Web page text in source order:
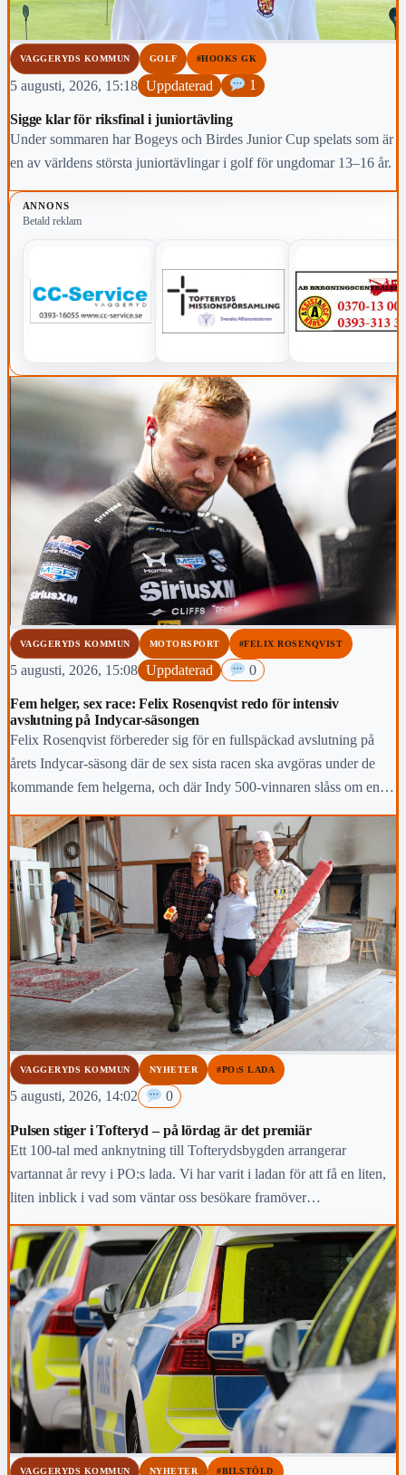
VAGGERYDS KOMMUN GOLF #HOOKS GK
5 augusti, 2026, 15:18 Uppdaterad 1
Sigge klar för riksfinal i juniortävling
Under sommaren har Bogeys och Birdes Junior Cup spelats som är
en av världens största juniortävlingar i golf för ungdomar 13–16 år.
ANNONS
Betald reklam
VAGGERYDS KOMMUN MOTORSPORT #FELIX ROSENQVIST
5 augusti, 2026, 15:08 Uppdaterad 0
Fem helger, sex race: Felix Rosenqvist redo för intensiv
avslutning på Indycar-säsongen
Felix Rosenqvist förbereder sig för en fullspäckad avslutning på
årets Indycar-säsong där de sex sista racen ska avgöras under de
kommande fem helgerna, och där Indy 500-vinnaren slåss om en
topp-fem-placering i den slutliga mästerskapstabellen.
VAGGERYDS KOMMUN NYHETER #PO:S LADA
5 augusti, 2026, 14:02 0
Pulsen stiger i Tofteryd – på lördag är det premiär
Ett 100-tal med anknytning till Tofterydsbygden arrangerar
vartannat år revy i PO:s lada. Vi har varit i ladan för att få en liten,
liten inblick i vad som väntar oss besökare framöver…
VAGGERYDS KOMMUN NYHETER #BILSTÖLD